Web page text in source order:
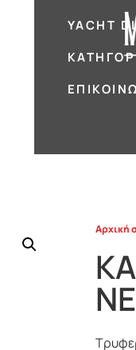
YACHT
Αρχική